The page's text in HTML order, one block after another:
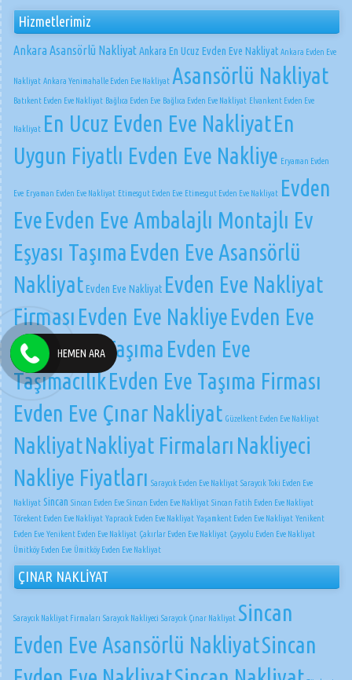
Hizmetlerimiz
Ankara Asansörlü NakliyatAnkara En Ucuz Evden Eve Nakliyat Ankara Evden Eve
Nakliyat Ankara Yenimahalle Evden Eve Nakliyat Asansörlü Nakliyat
Batıkent Evden Eve Nakliyat Bağlıca Evden Eve Bağlıca Evden Eve Nakliyat Elvankent Evden Eve
Nakliyat En Ucuz Evden Eve NakliyatEn
Uygun Fiyatlı Evden Eve Nakliye Eryaman Evden
Eve Eryaman Evden Eve Nakliyat Etimesgut Evden Eve Etimesgut Evden Eve Nakliyat Evden
EveEvden Eve Ambalajlı Montajlı Ev
Eşyası Taşıma Evden Eve Asansörlü
NakliyatEvden Eve Nakliyat Evden Eve Nakliyat
Firması Evden Eve NakliyeEvden Eve
Parça Eşya Taşıma Evden Eve
TaşımacılıkEvden Eve Taşıma Firması
Evden Eve Çınar Nakliyat Güzelkent Evden Eve Nakliyat
NakliyatNakliyat Firmaları Nakliyeci
Nakliye Fiyatları Saraycık Evden Eve Nakliyat Saraycık Toki Evden Eve
Nakliyat Sincan Sincan Evden Eve Sincan Evden Eve Nakliyat Sincan Fatih Evden Eve Nakliyat
Törekent Evden Eve Nakliyat Yapracık Evden Eve Nakliyat Yaşamkent Evden Eve Nakliyat Yenikent
Evden Eve Yenikent Evden Eve Nakliyat Çakırlar Evden Eve Nakliyat Çayyolu Evden Eve Nakliyat
Ümitköy Evden Eve Ümitköy Evden Eve Nakliyat
ÇINAR NAKLİYAT
Saraycık Nakliyat Firmaları Saraycık Nakliyeci Saraycık Çınar Nakliyat Sincan
Evden Eve Asansörlü NakliyatSincan
HEMEN ARA